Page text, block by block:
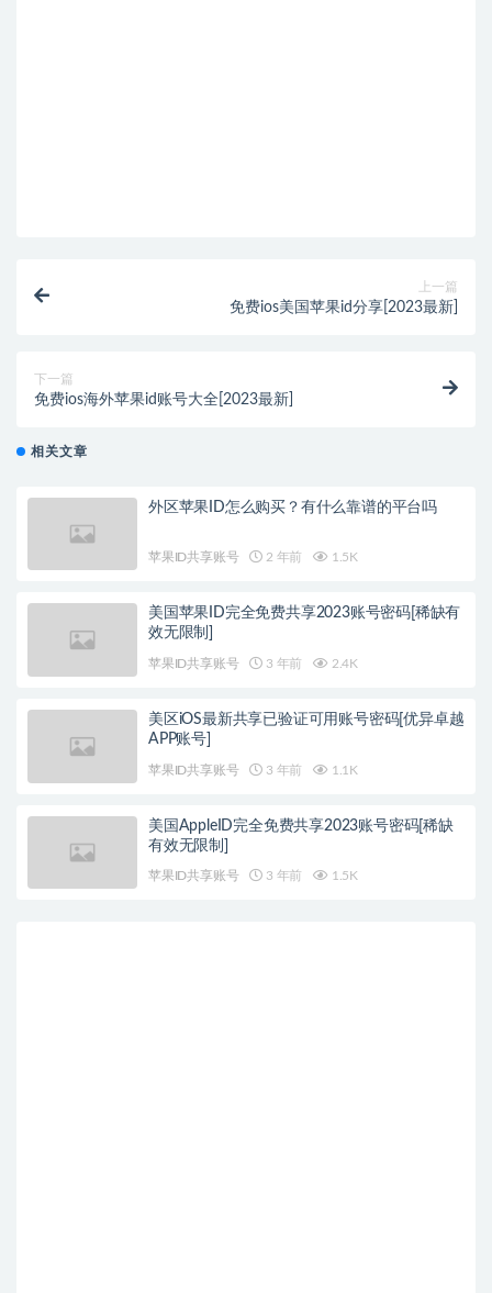
上一篇
免费ios美国苹果id分享[2023最新]
下一篇
免费ios海外苹果id账号大全[2023最新]
相关文章
外区苹果ID怎么购买？有什么靠谱的平台吗
苹果ID共享账号 2 年前 1.5K
美国苹果ID完全免费共享2023账号密码[稀缺有
效无限制]
苹果ID共享账号 3 年前 2.4K
美区iOS最新共享已验证可用账号密码[优异卓越
APP账号]
苹果ID共享账号 3 年前 1.1K
美国AppleID完全免费共享2023账号密码[稀缺
有效无限制]
苹果ID共享账号 3 年前 1.5K